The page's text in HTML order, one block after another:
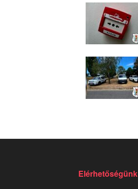
Elérhetőségünk